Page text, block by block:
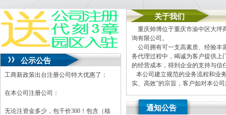
公示公告
工商新政策出台注册公司特大优惠了：
在本公司注册公司：
无论注资金多少，包干价300！包含（核
关于我们
重庆帅博位于重庆市渝中区大坪
询有限公司。
公司拥有可一支高素质、经验丰
务代理过程中，竭诚为客户提供上
的经营成本，得到企业的支持与信
本公司建立规范的业务流程和业
实、高效”的宗旨，客户如对本公
本公司主要业务为：
A.免费提供工商及税务咨询服务
通知公告